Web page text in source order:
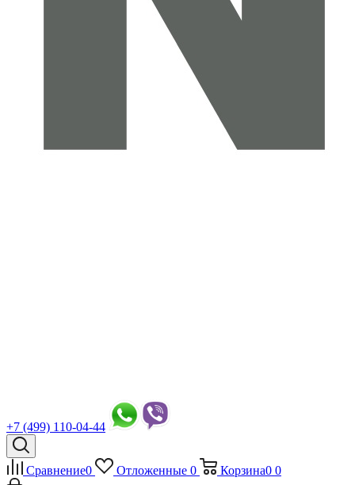
+7 (499) 110-04-44
Сравнение0 Отложенные 0 Корзина0 0